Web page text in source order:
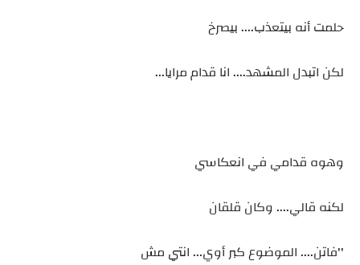
حلمت أنه بيتعذب.... بيصرخ
لكن اتبدل المشهد.... انا قدام مرايا...
وهوه قدامي في انعكاسي
لكنه قالي.... وكان قلقان
''فاتن.... الموضوع كبر أوي... انتي مش